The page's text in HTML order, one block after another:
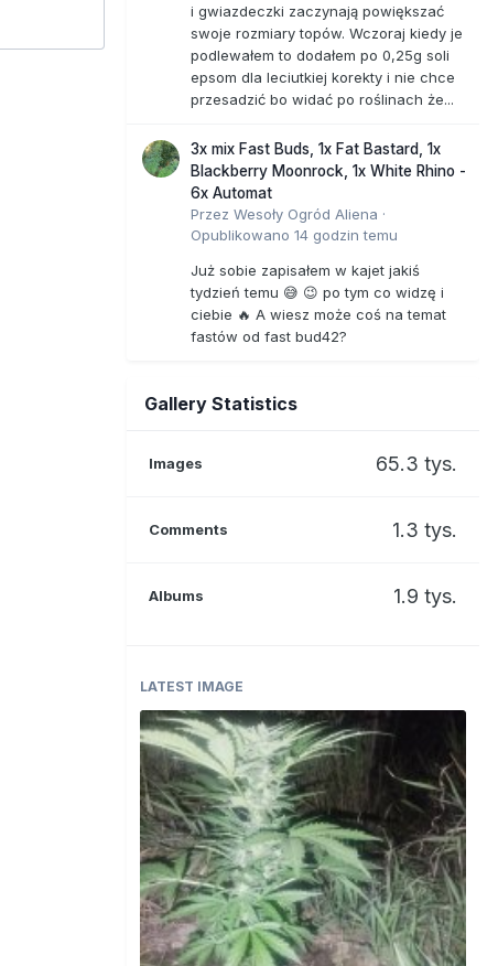
i gwiazdeczki zaczynają powiększać
swoje rozmiary topów. Wczoraj kiedy je
podlewałem to dodałem po 0,25g soli
epsom dla leciutkiej korekty i nie chce
przesadzić bo widać po roślinach że...
3x mix Fast Buds, 1x Fat Bastard, 1x
Blackberry Moonrock, 1x White Rhino -
6x Automat
Przez Wesoły Ogród Aliena ·
Opublikowano 14 godzin temu
Już sobie zapisałem w kajet jakiś
tydzień temu 😅 😉 po tym co widzę i
ciebie 🔥 A wiesz może coś na temat
fastów od fast bud42?
Gallery Statistics
Images 65.3 tys.
Comments 1.3 tys.
Albums 1.9 tys.
LATEST IMAGE